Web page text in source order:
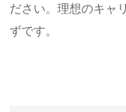
ださい。理想のキャ
ずです。